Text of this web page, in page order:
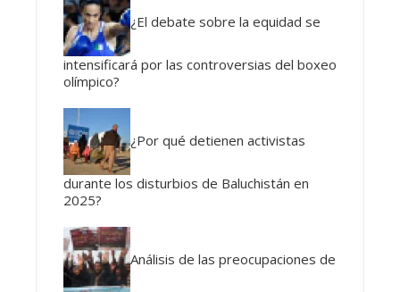
¿El debate sobre la equidad se
intensificará por las controversias del boxeo
olímpico?
¿Por qué detienen activistas
durante los disturbios de Baluchistán en
2025?
Análisis de las preocupaciones de